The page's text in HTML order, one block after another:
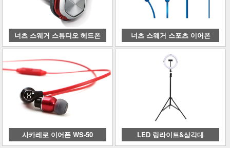
너츠 스웨거 스튜디오 헤드폰 너츠 스웨거 스포츠 이어폰
사카레로 이어폰 WS-50 LED 링라이트&삼각대